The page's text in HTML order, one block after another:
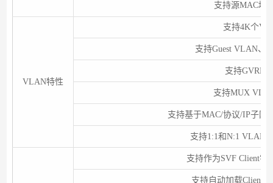
支持源MAC地
VLAN特性
支持4K个
支持Guest VLAN、
支持GVRP
支持MUX
支持基于MAC/协议/IP子网
支持1:1和N:1 VLAN
支持作为SVF Client零
支持自动加载Client